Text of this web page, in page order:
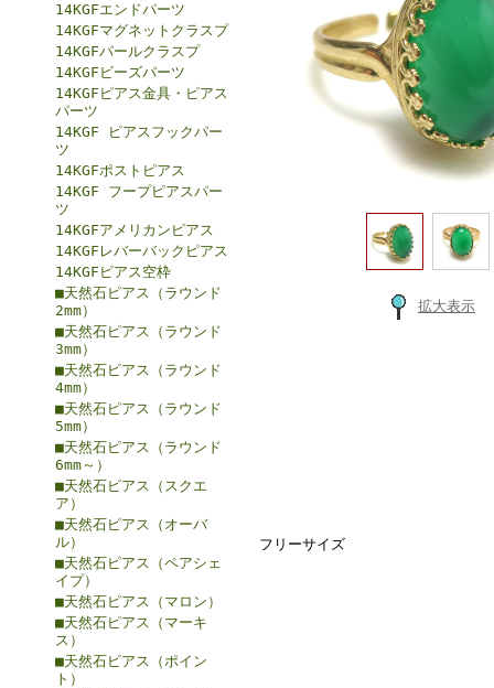
14KGFエンドパーツ
14KGFマグネットクラスプ
14KGFパールクラスプ
14KGFビーズパーツ
14KGFピアス金具・ピアス
パーツ
14KGF ピアスフックパー
ツ
14KGFポストピアス
14KGF フープピアスパー
ツ
14KGFアメリカンピアス
14KGFレバーバックピアス
14KGFピアス空枠
■天然石ピアス（ラウンド
2mm）
■天然石ピアス（ラウンド
3mm）
■天然石ピアス（ラウンド
4mm）
■天然石ピアス（ラウンド
5mm）
■天然石ピアス（ラウンド
6mm～）
■天然石ピアス（スクエ
ア）
■天然石ピアス（オーバ
ル）
■天然石ピアス（ペアシェ
イプ）
■天然石ピアス（マロン）
■天然石ピアス（マーキ
ス）
■天然石ピアス（ポイン
ト）
拡大表示
フリーサイズ